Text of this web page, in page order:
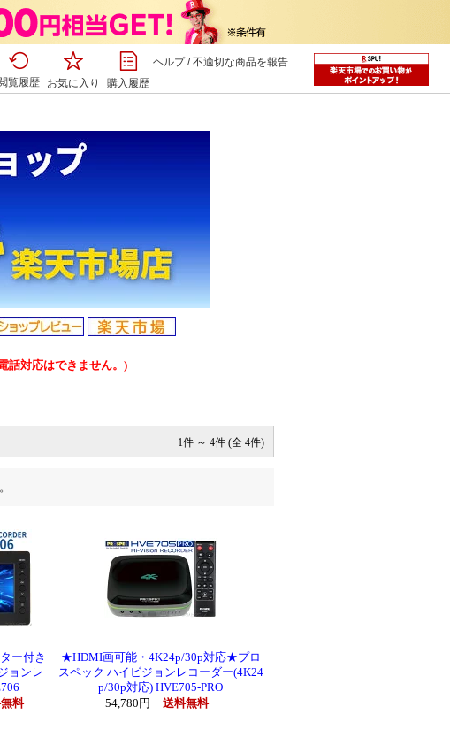
覧履歴 お気に入り 購入履歴
ヘルプ/不適切な商品を報告
話対応はできません。)
1件 ～ 4件 (全 4件)
ー付き
ョンレ
料
★HDMI画可能・4K24p/30p対応★プロ
スペック ハイビジョンレコーダー(4K24
p/30p対応) HVE705-PRO
54,780円
送料無料